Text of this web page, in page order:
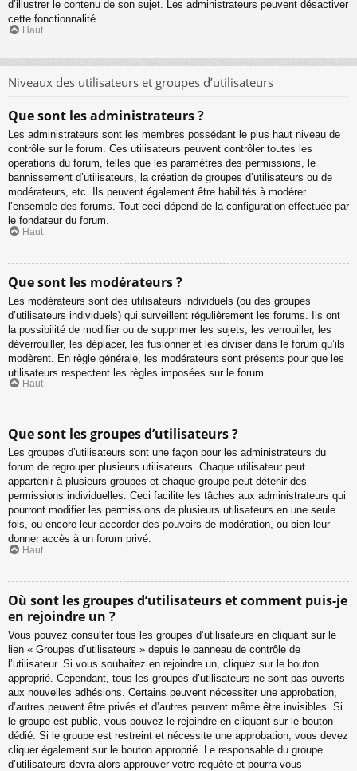
d’illustrer le contenu de son sujet. Les administrateurs peuvent désactiver
cette fonctionnalité.
Haut
Niveaux des utilisateurs et groupes d’utilisateurs
Que sont les administrateurs ?
Les administrateurs sont les membres possédant le plus haut niveau de
contrôle sur le forum. Ces utilisateurs peuvent contrôler toutes les
opérations du forum, telles que les paramètres des permissions, le
bannissement d’utilisateurs, la création de groupes d’utilisateurs ou de
modérateurs, etc. Ils peuvent également être habilités à modérer
l’ensemble des forums. Tout ceci dépend de la configuration effectuée par
le fondateur du forum.
Haut
Que sont les modérateurs ?
Les modérateurs sont des utilisateurs individuels (ou des groupes
d’utilisateurs individuels) qui surveillent régulièrement les forums. Ils ont
la possibilité de modifier ou de supprimer les sujets, les verrouiller, les
déverrouiller, les déplacer, les fusionner et les diviser dans le forum qu’ils
modèrent. En règle générale, les modérateurs sont présents pour que les
utilisateurs respectent les règles imposées sur le forum.
Haut
Que sont les groupes d’utilisateurs ?
Les groupes d’utilisateurs sont une façon pour les administrateurs du
forum de regrouper plusieurs utilisateurs. Chaque utilisateur peut
appartenir à plusieurs groupes et chaque groupe peut détenir des
permissions individuelles. Ceci facilite les tâches aux administrateurs qui
pourront modifier les permissions de plusieurs utilisateurs en une seule
fois, ou encore leur accorder des pouvoirs de modération, ou bien leur
donner accès à un forum privé.
Haut
Où sont les groupes d’utilisateurs et comment puis-je
en rejoindre un ?
Vous pouvez consulter tous les groupes d’utilisateurs en cliquant sur le
lien « Groupes d’utilisateurs » depuis le panneau de contrôle de
l’utilisateur. Si vous souhaitez en rejoindre un, cliquez sur le bouton
approprié. Cependant, tous les groupes d’utilisateurs ne sont pas ouverts
aux nouvelles adhésions. Certains peuvent nécessiter une approbation,
d’autres peuvent être privés et d’autres peuvent même être invisibles. Si
le groupe est public, vous pouvez le rejoindre en cliquant sur le bouton
dédié. Si le groupe est restreint et nécessite une approbation, vous devez
cliquer également sur le bouton approprié. Le responsable du groupe
d’utilisateurs devra alors approuver votre requête et pourra vous